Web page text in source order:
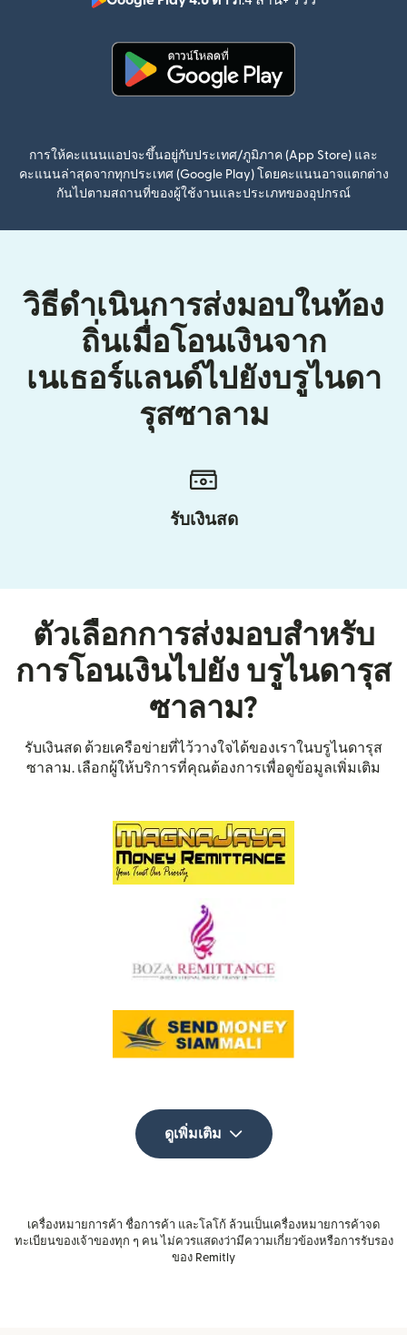
(เปิดในหน้าต่
การให้คะแนนแอปจะขึ้นอยู่กับประเทศ/ภูมิภาค (App Store) และ
คะแนนล่าสุดจากทุกประเทศ (Google Play) โดยคะแนนอาจแตกต่าง
กันไปตามสถานที่ของผู้ใช้งานและประเภทของอุปกรณ์
วิธีดำเนินการส่งมอบในท้อง
ถิ่นเมื่อโอนเงินจาก
เนเธอร์แลนด์ไปยังบรูไนดา
รุสซาลาม
รับเงินสด
ตัวเลือกการส่งมอบสำหรับ
การโอนเงินไปยัง บรูไนดารุส
ซาลาม?
รับเงินสด ด้วยเครือข่ายที่ไว้วางใจได้ของเราในบรูไนดารุส
ซาลาม. เลือกผู้ให้บริการที่คุณต้องการเพื่อดูข้อมูลเพิ่มเติม
ดูเพิ่มเติม
เครื่องหมายการค้า ชื่อการค้า และโลโก้ ล้วนเป็นเครื่องหมายการค้าจด
ทะเบียนของเจ้าของทุก ๆ คน ไม่ควรแสดงว่ามีความเกี่ยวข้องหรือการรับรอง
ของ Remitly